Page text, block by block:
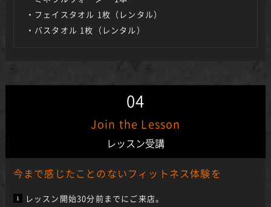
・フェイスタオル 1枚（レンタル）
・バスタオル 1枚（レンタル）
04
Join the Lesson
レッスン受講
今まで感じたことのないフィットネス体験を
レッスン開始30分前までにご来店。